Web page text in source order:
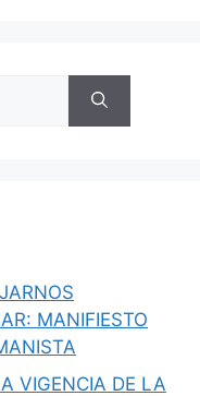
MANIFIESTO
VIGENCIA DE LA